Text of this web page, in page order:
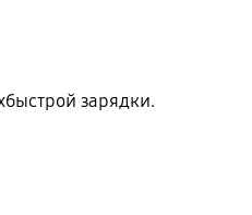
зарядки.